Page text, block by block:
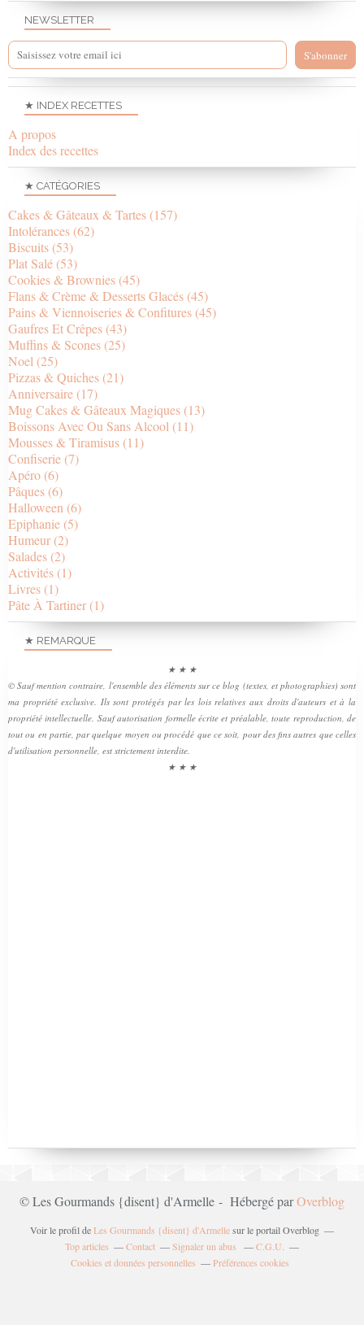
NEWSLETTER
★ INDEX RECETTES
A propos
Index des recettes
★ CATÉGORIES
Cakes & Gâteaux & Tartes (157)
Intolérances (62)
Biscuits (53)
Plat Salé (53)
Cookies & Brownies (45)
Flans & Crème & Desserts Glacés (45)
Pains & Viennoiseries & Confitures (45)
Gaufres Et Crêpes (43)
Muffins & Scones (25)
Noel (25)
Pizzas & Quiches (21)
Anniversaire (17)
Mug Cakes & Gâteaux Magiques (13)
Boissons Avec Ou Sans Alcool (11)
Mousses & Tiramisus (11)
Confiserie (7)
Apéro (6)
Pâques (6)
Halloween (6)
Epiphanie (5)
Humeur (2)
Salades (2)
Activités (1)
Livres (1)
Pâte À Tartiner (1)
★ REMARQUE
★ ★ ★
© Sauf mention contraire, l'ensemble des éléments sur ce blog (textes, et photographies) sont
ma propriété exclusive. Ils sont protégés par les lois relatives aux droits d'auteurs et à la
propriété intellectuelle. Sauf autorisation formelle écrite et préalable, toute reproduction, de
tout ou en partie, par quelque moyen ou procédé que ce soit, pour des fins autres que celles
d'utilisation personnelle, est strictement interdite.
★ ★ ★
© Les Gourmands {disent} d'Armelle - Hébergé parOverblog
Voir le profil deLes Gourmands {disent} d'Armellesur le portail Overblog
Top articles
Contact Signaler un abus
C.G.U.
Cookies et données personnelles
Préférences cookies